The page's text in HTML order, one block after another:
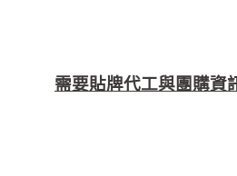
需要貼牌代工與團購資